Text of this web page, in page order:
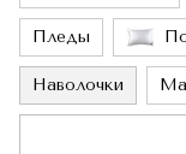
Пледы
Наволочки